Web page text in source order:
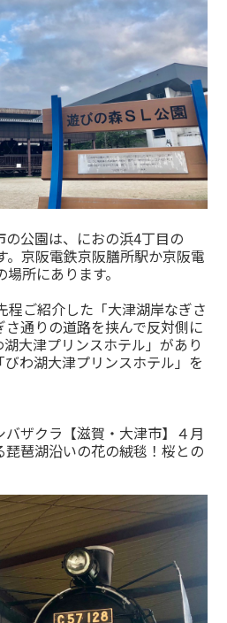
公園は、におの浜4丁目の
。京阪電鉄京阪膳所駅か京阪電
所にあります。
程ご紹介した「大津湖岸なぎさ
通りの道路を挟んで反対側に
大津プリンスホテル」があり
わ湖大津プリンスホテル」を
ザクラ【滋賀・大津市】４月
琶湖沿いの花の絨毯！桜との